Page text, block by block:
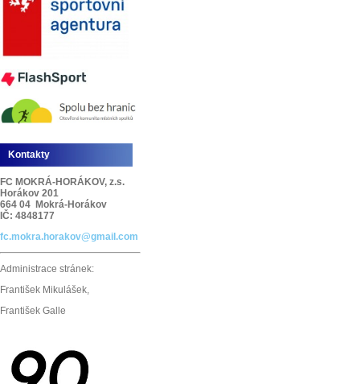
Kontakty
FC MOKRÁ-HORÁKOV, z.s.
Horákov 201
664 04 Mokrá-Horákov
IČ: 4848177
fc.mokra.horakov@gmail.com
Administrace stránek:
František Mikulášek,
František Galle